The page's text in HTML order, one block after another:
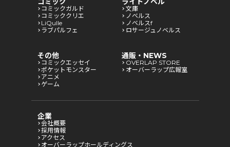
コミックガルド
コミッククリエ
LiQulle
ラブパルフェ
文庫
ノベルス
ノベルスf
ロサージュノベルス
その他
コミックエッセイ
ポケットモンスター
アニメ
ゲーム
通販・NEWS
OVERLAP STORE
オーバーラップ広報室
企業
会社概要
採用情報
アクセス
オーバーラップホールディングス